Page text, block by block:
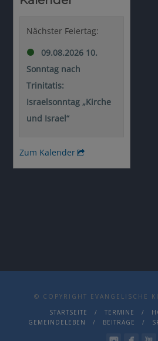
© COPYRIGHT EVANGELISCHE
STARTSEITE
TERMINE
GEMEINDELEBEN
BEITRÄGE